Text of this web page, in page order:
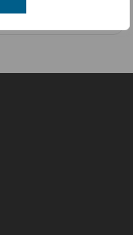
Kaikki uutiset